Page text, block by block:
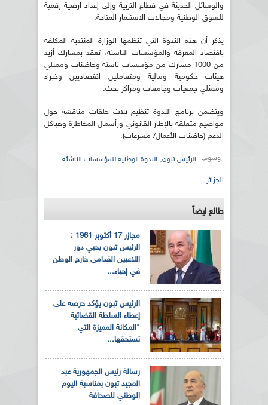
والوسائل الحديثة في قطاع التربية وإلى إعداد ارضية رقمية
للسوق الوطنية ومجالات الاستثمار المتاحة.
يذكر أن هذه الندوة التي تنظمها الوزارة المنتدبة المكلفة
باقتصاد المعرفة والمؤسسات الناشئة، تعقد بمشارك أزيد
من 1000 مشارك من مؤسسات ناشئة وحاضنات وممثلي
هيئات حكومية ومالية ومتعاملين اقتصاديين وخبراء
وممثلي جمعيات وجامعات ومراكز بحث.
ويتضمن برنامج الندوة تنظيم ثلاث حلقات مناقشة حول
مواضيع متعلقة بالإطار القانوني ورأسمال المخاطرة وهياكل
الدعم (حاضنات الأعمال/ مسرعات).
وسوم: الرئيس تبون, الندوة الوطنية للمؤسسات الناشئة
الجزائر
طالع ايضاً
مجازر 17 أكتوبر 1961 :
الرئيس تبون يحيي دور
اللاعبين القدامى خارج الوطن
في إحياء...
الرئيس تبون يؤكد حرصه على
إعطاء السلطة القضائية
"المكانة المميزة التي
تستحقها...
رسالة رئيس الجمهورية عبد
المجيد تبون بمناسبة اليوم
الوطني للصحافة